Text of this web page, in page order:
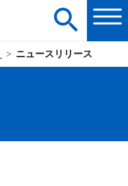
ニュースリリース